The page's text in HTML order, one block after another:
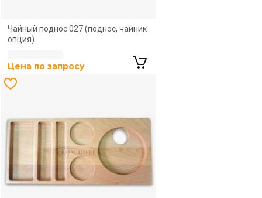
Цена по запросу
Чайный поднос 027 (поднос, чайник
опция)
Цена по запросу